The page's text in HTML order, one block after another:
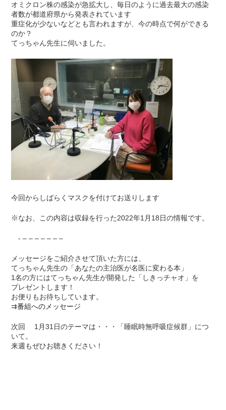
オミクロン株の感染が急拡大し、毎日のように過去最大の感染
者数が都道府県から発表されています
重症化が少ないなどとも言われますが、今の時点で何ができる
のか？
てっちゃん先生に伺いました。
今回からしばらくマスクを付けてお送りします
※なお、この内容は収録を行った2022年1月18日の情報です。
- – – – – – – –
メッセージをご紹介させて頂いた方には、
てっちゃん先生の「あなたの主治医が名医に変わる本」
1名の方にはてっちゃん先生が開発した「しきっチャオ」を
プレゼントします！
お便りもお待ちしています。
⇉番組へのメッセージ
次回 1月31日のテーマは・・・「睡眠時無呼吸症候群」につ
いて。
来週もぜひお聴きください！